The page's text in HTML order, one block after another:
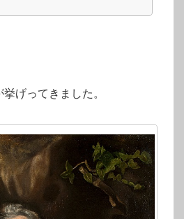
げってきました。